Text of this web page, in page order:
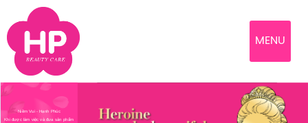
MENU
Niềm Vui - Hạnh Phúc
Khi được làm việc và đưa sản phẩm